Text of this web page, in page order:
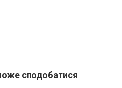
сподобатися